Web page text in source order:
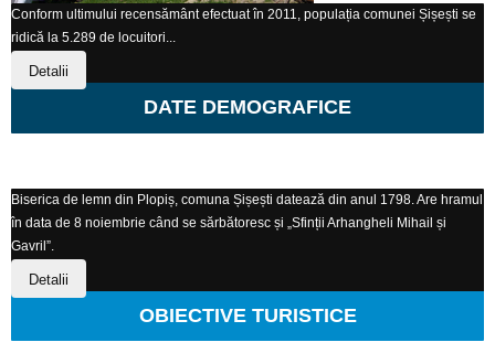
Conform ultimului recensământ efectuat în 2011, populația comunei Șișești se
ridică la 5.289 de locuitori...
Detalii
DATE DEMOGRAFICE
Biserica de lemn din Plopiș, comuna Șișești datează din anul 1798. Are hramul
în data de 8 noiembrie când se sărbătoresc și „Sfinții Arhangheli Mihail și
Gavril”.
Detalii
OBIECTIVE TURISTICE